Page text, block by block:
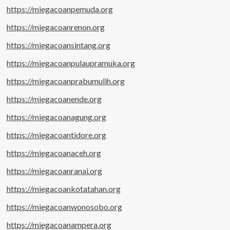
https://miegacoanpemuda.org
https://miegacoanrenon.org
https://miegacoansintang.org
https://miegacoanpulaupramuka.org
https://miegacoanprabumulih.org
https://miegacoanende.org
https://miegacoanagung.org
https://miegacoantidore.org
https://miegacoanaceh.org
https://miegacoanranai.org
https://miegacoankotatahan.org
https://miegacoanwonosobo.org
https://miegacoanampera.org